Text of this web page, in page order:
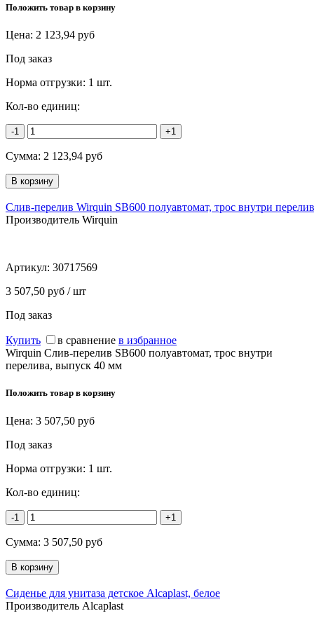
Положить товар в корзину
Цена: 2 123,94 руб
Под заказ
Норма отгрузки: 1 шт.
Кол-во единиц:
-1 +1
Сумма: 2 123,94 руб
Слив-перелив Wirquin SB600 полуавтомат, трос внутри
Производитель Wirquin
Артикул: 30717569
3 507,50 руб / шт
Под заказ
Купить в сравнение в избранное
Wirquin Слив-перелив SB600 полуавтомат, трос внутри
перелива, выпуск 40 мм
Положить товар в корзину
Цена: 3 507,50 руб
Под заказ
Норма отгрузки: 1 шт.
Кол-во единиц:
-1 +1
Сумма: 3 507,50 руб
Сиденье для унитаза детское Alcaplast, белое
Производитель Alcaplast